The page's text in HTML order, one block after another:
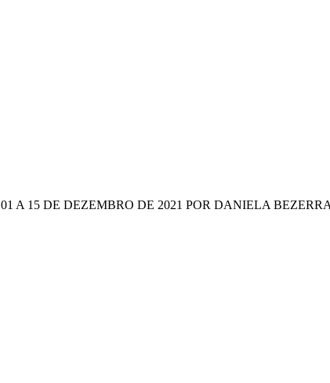
A 15 DE DEZEMBRO DE 2021 POR DANIELA